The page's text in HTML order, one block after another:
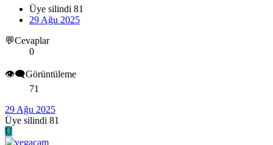
Üye silindi 81
29 Ağu 2025
💬Cevaplar
0
👁️‍🗨️Görüntüleme
71
29 Ağu 2025
Üye silindi 81
Ü